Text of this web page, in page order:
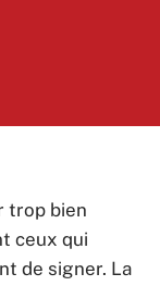
trop bien
ceux qui
de signer. La